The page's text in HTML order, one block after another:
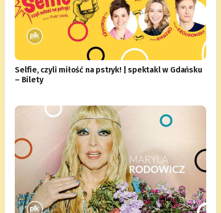
Selfie, czyli miłość na pstryk! | spektakl w Gdańsku
– Bilety